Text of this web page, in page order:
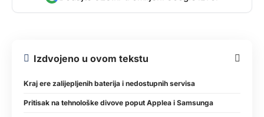
Izdvojeno u ovom tekstu
Kraj ere zalijepljenih baterija i nedostupnih servisa
Pritisak na tehnološke divove poput Applea i Samsunga